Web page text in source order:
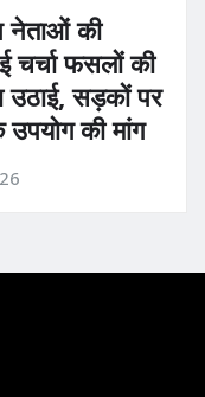
नेताओं की
चर्चा फसलों की
उठाई, सड़कों पर
की मांग